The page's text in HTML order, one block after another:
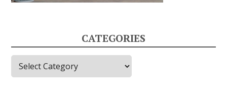
CATEGORIES
Categories